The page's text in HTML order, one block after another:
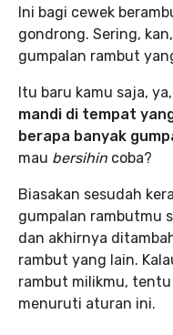
Ini bagi cewek
gondrong. Sering,
gumpalan rambut
Itu baru kamu saja, ya,
mandi di tempat
berapa banyak
mau bersihin coba?
Biasakan sesudah
gumpalan rambutmu
dan akhirnya
rambut yang lain.
rambut milikmu,
menuruti aturan ini.